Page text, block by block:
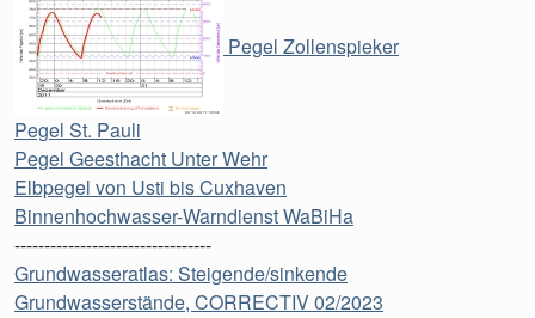
Pegel Zollenspieker
Pegel St. Pauli
Pegel Geesthacht Unter Wehr
Elbpegel von Usti bis Cuxhaven
Binnenhochwasser-Warndienst WaBiHa
---------------------------------
Grundwasseratlas: Steigende/sinkende
Grundwasserstände, CORRECTIV 02/2023